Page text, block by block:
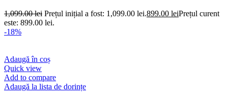
1,099.00lei Prețul inițial a fost: 1,099.00 lei.899.00 leiPrețul curent
este: 899.00 lei.
-18%
Adaugă în coș
Quick view
Add to compare
Adaugă la lista de dorințe